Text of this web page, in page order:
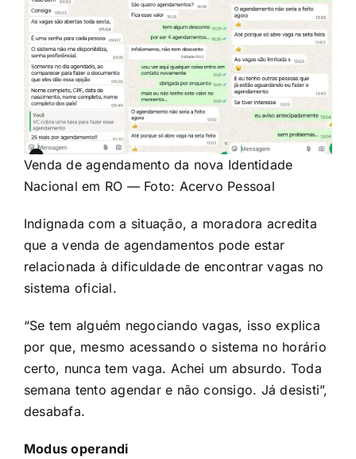
Venda de agendamento da nova Identidade
Nacional em RO — Foto: Acervo Pessoal
Indignada com a situação, a moradora acredita
que a venda de agendamentos pode estar
relacionada à dificuldade de encontrar vagas no
sistema oficial.
“Se tem alguém negociando vagas, isso explica
por que, mesmo acessando o sistema no horário
certo, nunca tem vaga. Achei um absurdo. Toda
semana tento agendar e não consigo. Já desisti”,
desabafa.
Modus operandi